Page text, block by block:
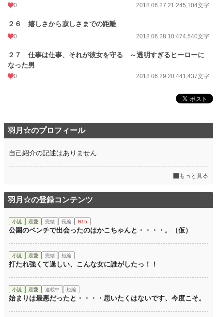
0 2018.06.27 21:245,104文字
２６ 嬉しさから寂しさまでの距離
0 2018.06.28 10:474,540文字
２７ 仕事は仕事、それが彼女を守る ～透明すぎるヒーローに
なった男
0 2018.06.29 20:441,437文字
羽月☆のプロフィール
自己紹介の記述はありません
もっと見る
羽月☆の登録コンテンツ
小説 恋愛 完結 長編 R15
公園のベンチで出会ったのはかこちゃんと・・・・。（仮）
小説 恋愛 完結 短編
打たれ強くて逞しい、こんな女に誰がしたっ！！
小説 恋愛 連載中 短編
始まりは最悪だったと・・・・思いたくはないです、今度こそ。